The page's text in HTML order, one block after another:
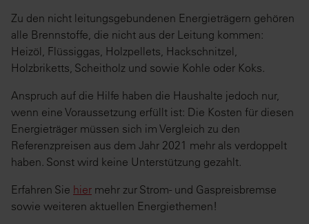
Zu den nicht leitungsgebundenen Energieträgern gehören
alle Brennstoffe, die nicht aus der Leitung kommen:
Heizöl, Flüssiggas, Holzpellets, Hackschnitzel,
Holzbriketts, Scheitholz und sowie Kohle oder Koks.
Anspruch auf die Hilfe haben die Haushalte jedoch nur,
wenn eine Voraussetzung erfüllt ist: Die Kosten für diesen
Energieträger müssen sich im Vergleich zu den
Referenzpreisen aus dem Jahr 2021 mehr als verdoppelt
haben. Sonst wird keine Unterstützung gezahlt.
Erfahren Sie hier mehr zur Strom- und Gaspreisbremse
sowie weiteren aktuellen Energiethemen!